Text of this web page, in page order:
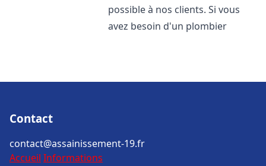
possible à nos clients. Si vous
avez besoin d'un plombier
Contact
contact@assainissement-19.fr
Accueil Informations